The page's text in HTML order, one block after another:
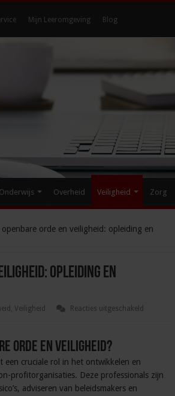
Mijn Leeromgeving Blog
Onderwijs Overheid Veiligheid Zorg
openbare orde en veiligheid: opleiding en
opleiding en
, Veiligheid Reacties uitgeschakeld
orde en veiligheid?
een cruciale rol in het ontwikkelen en
profitorganisaties. Deze professionals zijn
adviseren van beleidsmakers en